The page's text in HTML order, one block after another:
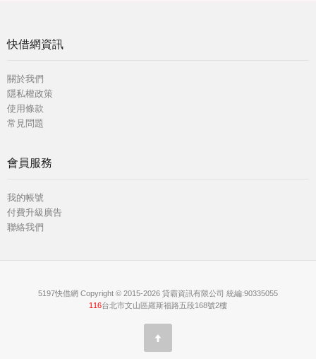
快借網資訊
關於我們
隱私權政策
使用條款
常見問題
會員服務
我的帳號
付費升級廣告
聯絡我們
5197快借網 Copyright © 2015-2026 貸霸資訊有限公司 統編:90335055
116台北市文山區羅斯福路五段168號2樓